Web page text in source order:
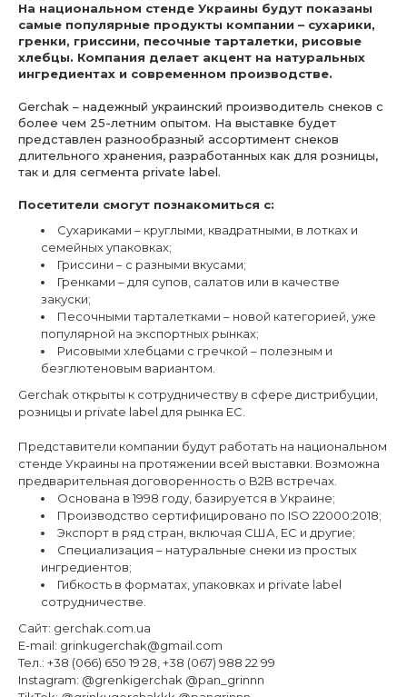
На национальном стенде Украины будут показаны
самые популярные продукты компании – сухарики,
гренки, гриссини, песочные тарталетки, рисовые
хлебцы. Компания делает акцент на натуральных
ингредиентах и современном производстве.
Gerchak – надежный украинский производитель снеков с
более чем 25-летним опытом. На выставке будет
представлен разнообразный ассортимент снеков
длительного хранения, разработанных как для розницы,
так и для сегмента private label.
Посетители смогут познакомиться с:
Сухариками – круглыми, квадратными, в лотках и
семейных упаковках;
Гриссини – с разными вкусами;
Гренками – для супов, салатов или в качестве
закуски;
Песочными тарталетками – новой категорией, уже
популярной на экспортных рынках;
Рисовыми хлебцами с гречкой – полезным и
безглютеновым вариантом.
Gerchak открыты к сотрудничеству в сфере дистрибуции,
розницы и private label для рынка ЕС.
Представители компании будут работать на национальном
стенде Украины на протяжении всей выставки. Возможна
предварительная договоренность о B2B встречах.
Основана в 1998 году, базируется в Украине;
Производство сертифицировано по ISO 22000:2018;
Экспорт в ряд стран, включая США, ЕС и другие;
Специализация – натуральные снеки из простых
ингредиентов;
Гибкость в форматах, упаковках и private label
сотрудничестве.
Сайт: gerchak.com.ua
E-mail: grinkugerchak@gmail.com
Тел.: +38 (066) 650 19 28, +38 (067) 988 22 99
Instagram: @grenkigerchak @pan_grinnn